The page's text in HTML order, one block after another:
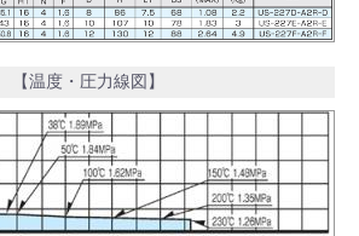
【温度・圧力線図】